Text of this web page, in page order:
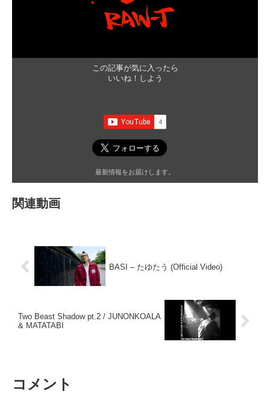
この記事が気に入ったら
いいね！しよう
最新情報をお届けします。
関連動画
BASI – たゆたう (Official Video)
Two Beast Shadow pt.2 / JUNONKOALA
& MATATABI
コメント